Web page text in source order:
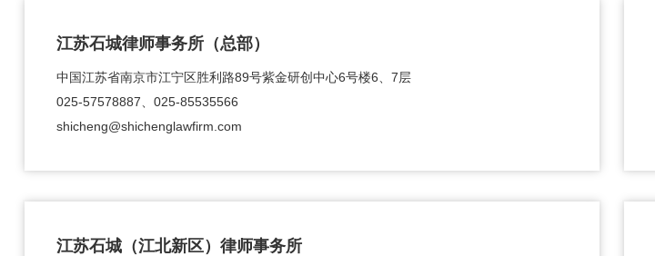
江苏石城律师事务所（总部）
中国江苏省南京市江宁区胜利路89号紫金研创中心6号楼6、7层
025-57578887、025-85535566
shicheng@shichenglawfirm.com
江苏石城（江北新区）律师事务所